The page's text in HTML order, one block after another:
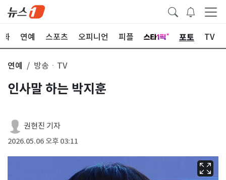
화 연예 스포츠 오피니언 피플 포토 TV
연예 방송ㆍTV
인사말 하는 박지훈
권현진 기자
2026.05.06 오후 03:11